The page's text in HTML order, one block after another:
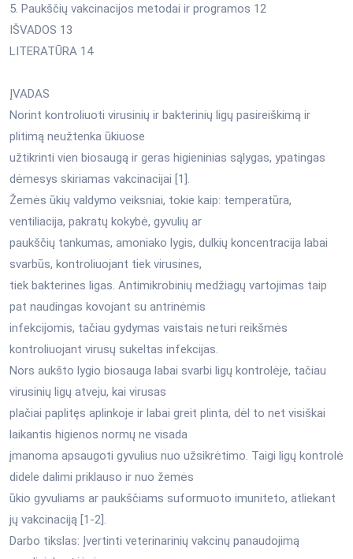
5. Paukščių vakcinacijos metodai ir programos 12
IŠVADOS 13
LITERATŪRA 14
ĮVADAS
Norint kontroliuoti virusinių ir bakterinių ligų pasireiškimą ir
plitimą neužtenka ūkiuose
užtikrinti vien biosaugą ir geras higieninias sąlygas, ypatingas
dėmesys skiriamas vakcinacijai [1].
Žemės ūkių valdymo veiksniai, tokie kaip: temperatūra,
ventiliacija, pakratų kokybė, gyvulių ar
paukščių tankumas, amoniako lygis, dulkių koncentracija labai
svarbūs, kontroliuojant tiek virusines,
tiek bakterines ligas. Antimikrobinių medžiagų vartojimas taip
pat naudingas kovojant su antrinėmis
infekcijomis, tačiau gydymas vaistais neturi reikšmės
kontroliuojant virusų sukeltas infekcijas.
Nors aukšto lygio biosauga labai svarbi ligų kontrolėje, tačiau
virusinių ligų atveju, kai virusas
plačiai paplitęs aplinkoje ir labai greit plinta, dėl to net visiškai
laikantis higienos normų ne visada
įmanoma apsaugoti gyvulius nuo užsikrėtimo. Taigi ligų kontrolė
didele dalimi priklauso ir nuo žemės
ūkio gyvuliams ar paukščiams suformuoto imuniteto, atliekant
jų vakcinaciją [1-2].
Darbo tikslas: Įvertinti veterinarinių vakcinų panaudojimą